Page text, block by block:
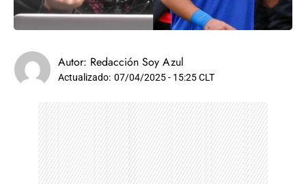
Autor: Redacción Soy Azul
Actualizado: 07/04/2025 - 15:25 CLT